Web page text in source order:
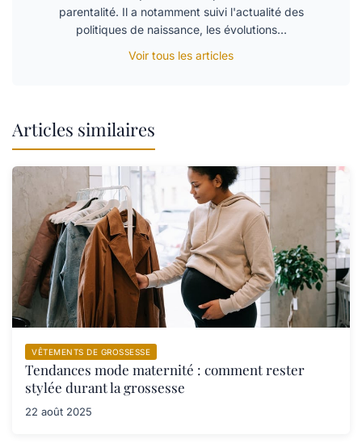
parentalité. Il a notamment suivi l'actualité des
politiques de naissance, les évolutions…
Voir tous les articles
Articles similaires
VÊTEMENTS DE GROSSESSE
Tendances mode maternité : comment rester
stylée durant la grossesse
22 août 2025